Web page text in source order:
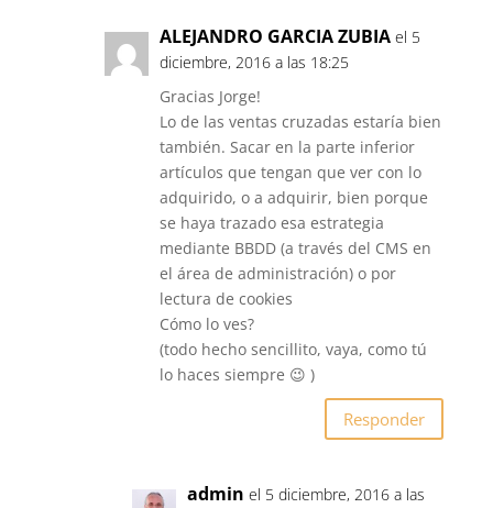
ALEJANDRO GARCIA ZUBIA el 5
diciembre, 2016 a las 18:25
Gracias Jorge!
Lo de las ventas cruzadas estaría bien
también. Sacar en la parte inferior
artículos que tengan que ver con lo
adquirido, o a adquirir, bien porque
se haya trazado esa estrategia
mediante BBDD (a través del CMS en
el área de administración) o por
lectura de cookies
Cómo lo ves?
(todo hecho sencillito, vaya, como tú
lo haces siempre 😉 )
Responder
admin el 5 diciembre, 2016 a las